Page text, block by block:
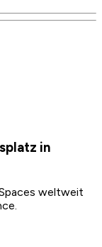
in
weltweit